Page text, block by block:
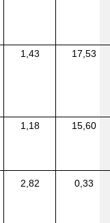
1,43 17,53
1,18 15,60
2,82 0,33